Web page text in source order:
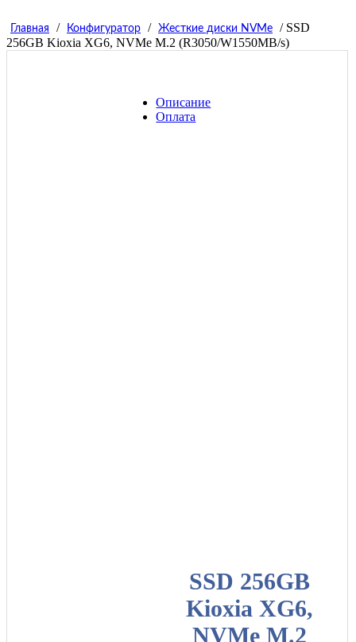
Главная / Конфигуратор / Жесткие диски NVMe
/ SSD
256GB Kioxia XG6, NVMe M.2 (R3050/W1550MB/s)
SSD 256GB
Kioxia XG6,
NVMe M.2
Описание
Оплата